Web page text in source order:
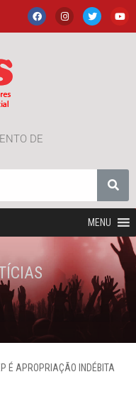
DE
MENU
É APROPRIAÇÃO INDÉBITA